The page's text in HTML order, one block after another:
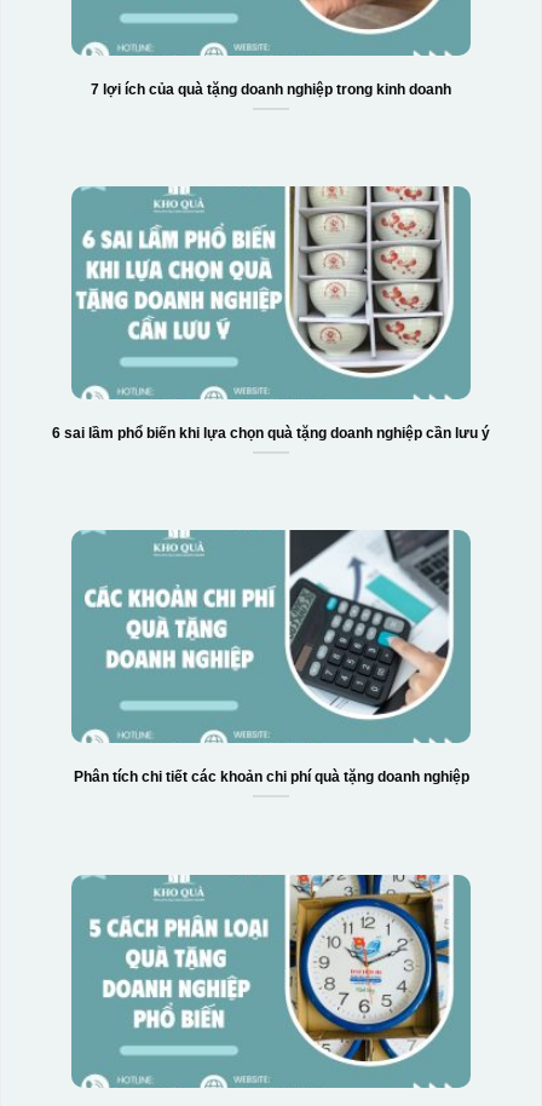
Hộp xi 6 bát cơm
7 lợi ích của quà tặng doanh nghiệp trong kinh doanh
6 sai lầm phổ biến khi lựa chọn quà tặng doanh nghiệp cần lưu ý
Phân tích chi tiết các khoản chi phí quà tặng doanh nghiệp